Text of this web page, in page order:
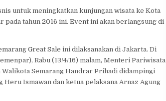
untuk meningkatkan kunjungan wisata ke Kota
pada tahun 2016 ini. Event ini akan berlangsung di
Great Sale ini dilaksanakan di Jakarta. Di
Rabu (13/4/16) malam, Menteri Pariwisata
Walikota Semarang Handrar Prihadi didampingi
Ismawan dan ketua pelaksana Arnaz Agung